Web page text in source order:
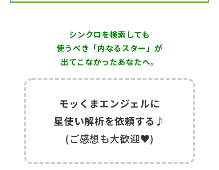
シンクロを検索しても
使うべき「内なるスター」が
出てこなかったあなたへ。
モッくまエンジェルに
星使い解析を依頼する♪
(ご感想も大歓迎♥)